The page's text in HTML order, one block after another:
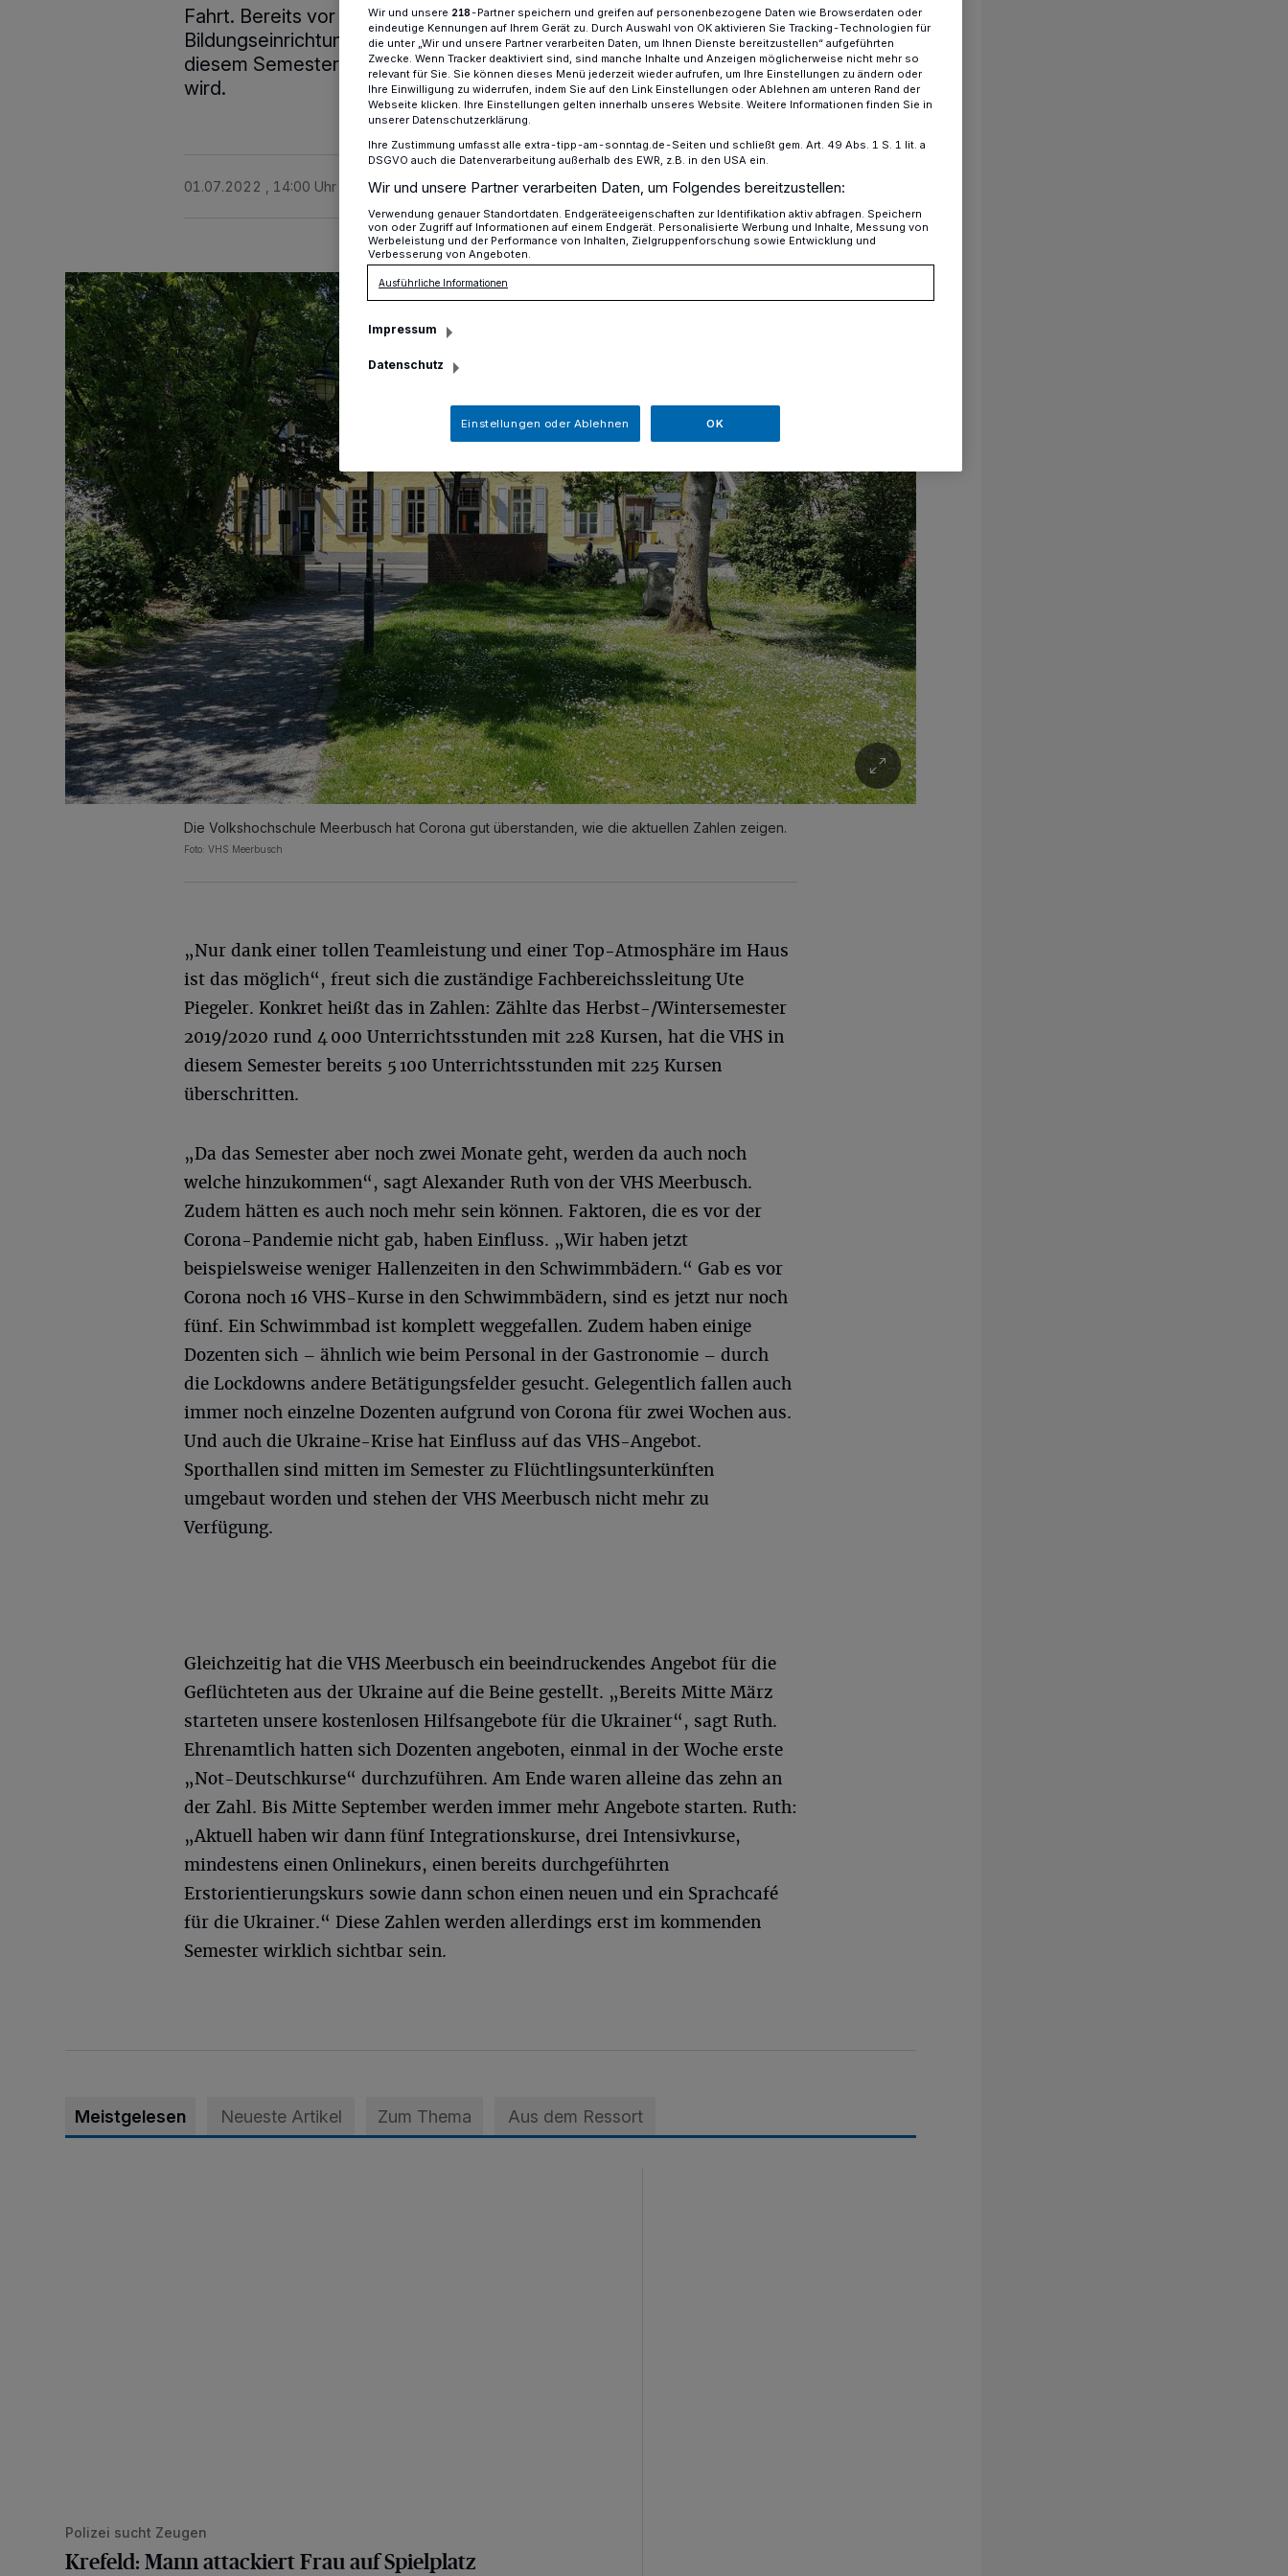
Fahrt. Bereits vor den Sommerferien war bei der Meerbuscher
Bildungseinrichtung absehbar, dass das Vor-Corona-Niveau in
diesem Semester nicht nur eingeholt, sondern auch überschritten
wird.
01.07.2022 , 14:00 Uhr 2 Minuten Lesezeit
Die Volkshochschule Meerbusch hat Corona gut überstanden, wie die aktuellen Zahlen zeigen.
Foto: VHS Meerbusch
„Nur dank einer tollen Teamleistung und einer Top-Atmosphäre im Haus
ist das möglich“, freut sich die zuständige Fachbereichssleitung Ute
Piegeler. Konkret heißt das in Zahlen: Zählte das Herbst-/Wintersemester
2019/2020 rund 4 000 Unterrichtsstunden mit 228 Kursen, hat die VHS in
diesem Semester bereits 5 100 Unterrichtsstunden mit 225 Kursen
überschritten.
„Da das Semester aber noch zwei Monate geht, werden da auch noch
welche hinzukommen“, sagt Alexander Ruth von der VHS Meerbusch.
Zudem hätten es auch noch mehr sein können. Faktoren, die es vor der
Corona-Pandemie nicht gab, haben Einfluss. „Wir haben jetzt
beispielsweise weniger Hallenzeiten in den Schwimmbädern.“ Gab es vor
Corona noch 16 VHS-Kurse in den Schwimmbädern, sind es jetzt nur noch
fünf. Ein Schwimmbad ist komplett weggefallen. Zudem haben einige
Dozenten sich – ähnlich wie beim Personal in der Gastronomie – durch
die Lockdowns andere Betätigungsfelder gesucht. Gelegentlich fallen auch
immer noch einzelne Dozenten aufgrund von Corona für zwei Wochen aus.
Und auch die Ukraine-Krise hat Einfluss auf das VHS-Angebot.
Sporthallen sind mitten im Semester zu Flüchtlingsunterkünften
umgebaut worden und stehen der VHS Meerbusch nicht mehr zu
Verfügung.
Gleichzeitig hat die VHS Meerbusch ein beeindruckendes Angebot für die
Geflüchteten aus der Ukraine auf die Beine gestellt. „Bereits Mitte März
starteten unsere kostenlosen Hilfsangebote für die Ukrainer“, sagt Ruth.
Ehrenamtlich hatten sich Dozenten angeboten, einmal in der Woche erste
„Not-Deutschkurse“ durchzuführen. Am Ende waren alleine das zehn an
der Zahl. Bis Mitte September werden immer mehr Angebote starten. Ruth:
„Aktuell haben wir dann fünf Integrationskurse, drei Intensivkurse,
mindestens einen Onlinekurs, einen bereits durchgeführten
Erstorientierungskurs sowie dann schon einen neuen und ein Sprachcafé
für die Ukrainer.“ Diese Zahlen werden allerdings erst im kommenden
Semester wirklich sichtbar sein.
Meistgelesen Neueste Artikel Zum Thema Aus dem Ressort
Polizei sucht Zeugen
Krefeld: Mann attackiert Frau auf Spielplatz
Wir und unsere 218-Partner speichern und greifen auf personenbezogene Daten wie Browserdaten oder
eindeutige Kennungen auf Ihrem Gerät zu. Durch Auswahl von OK aktivieren Sie Tracking-Technologien für
die unter „Wir und unsere Partner verarbeiten Daten, um Ihnen Dienste bereitzustellen“ aufgeführten
Zwecke. Wenn Tracker deaktiviert sind, sind manche Inhalte und Anzeigen möglicherweise nicht mehr so
relevant für Sie. Sie können dieses Menü jederzeit wieder aufrufen, um Ihre Einstellungen zu ändern oder
Ihre Einwilligung zu widerrufen, indem Sie auf den Link Einstellungen oder Ablehnen am unteren Rand der
Webseite klicken. Ihre Einstellungen gelten innerhalb unseres Website. Weitere Informationen finden Sie in
unserer Datenschutzerklärung.
Ihre Zustimmung umfasst alle extra-tipp-am-sonntag.de-Seiten und schließt gem. Art. 49 Abs. 1 S. 1 lit. a
DSGVO auch die Datenverarbeitung außerhalb des EWR, z.B. in den USA ein.
Wir und unsere Partner verarbeiten Daten, um Folgendes bereitzustellen:
Verwendung genauer Standortdaten. Endgeräteeigenschaften zur Identifikation aktiv abfragen. Speichern
von oder Zugriff auf Informationen auf einem Endgerät. Personalisierte Werbung und Inhalte, Messung von
Werbeleistung und der Performance von Inhalten, Zielgruppenforschung sowie Entwicklung und
Verbesserung von Angeboten.
Ausführliche Informationen
Impressum
Datenschutz
Einstellungen oder Ablehnen OK